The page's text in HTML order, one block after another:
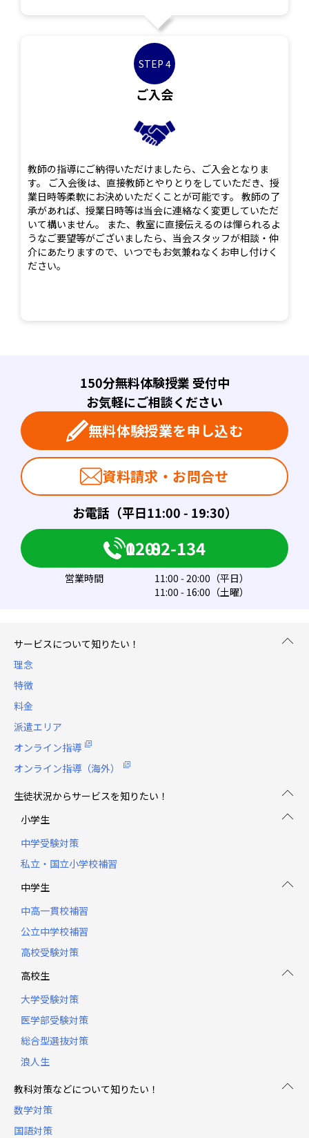
STEP 4
ご入会
教師の指導にご納得いただけましたら、ご入会となりま
す。 ご入会後は、直接教師とやりとりをしていただき、授
業日時等柔軟にお決めいただくことが可能です。 教師の了
承があれば、授業日時等は当会に連絡なく変更していただ
いて構いません。 また、教室に直接伝えるのは憚られるよ
うなご要望等がございましたら、当会スタッフが相談・仲
介にあたりますので、いつでもお気兼ねなくお申し付けく
ださい。
お電話（平日11:00 - 19:30）
150分無料体験授業 受付中
お気軽にご相談ください
0120-082-134
無料体験授業を申し込む
営業時間
11:00 - 20:00（平日）
11:00 - 16:00（土曜）
資料請求・お問合せ
サービスについて知りたい！
理念
特徴
料金
派遣エリア
オンライン指導
オンライン指導（海外）
生徒状況からサービスを知りたい！
小学生
中学受験対策
私立・国立小学校補習
中学生
中高一貫校補習
公立中学校補習
高校受験対策
高校生
大学受験対策
医学部受験対策
総合型選抜対策
浪人生
教科対策などについて知りたい！
数学対策
国語対策